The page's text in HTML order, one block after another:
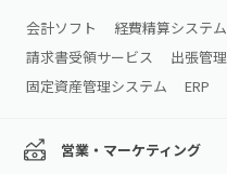
会計ソフト 経費精算システム
請求書受領サービス
出張管
固定資産管理システム
ERP
営業・マーケティング